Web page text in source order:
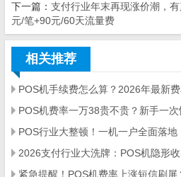
下一篇： 支付行业年末再现涨价潮，
元/笔+90元/60天流量费
相关推荐
POS机手续费怎么算？2026年最新
POS机费率一万38贵不贵？新手一
POS行业大整顿！一机一户全面落